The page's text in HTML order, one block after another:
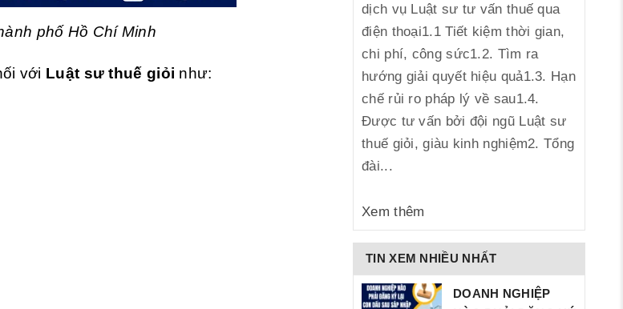
phố Hồ Chí Minh
với Luật sư thuế giỏi như:
dịch vụ Luật sư tư vấn thuế qua
điện thoại1.1 Tiết kiệm thời gian,
chi phí, công sức1.2. Tìm ra
hướng giải quyết hiệu quả1.3. Hạn
chế rủi ro pháp lý về sau1.4.
Được tư vấn bởi đội ngũ Luật sư
thuế giỏi, giàu kinh nghiệm2. Tổng
đài...
Xem thêm
TIN XEM NHIỀU NHẤT
DOANH NGHIỆP